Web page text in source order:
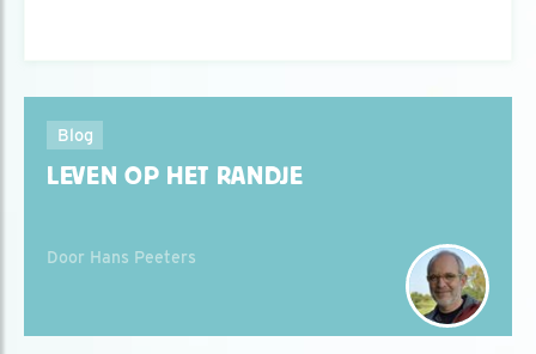
Blog
LEVEN OP HET RANDJE
Door Hans Peeters